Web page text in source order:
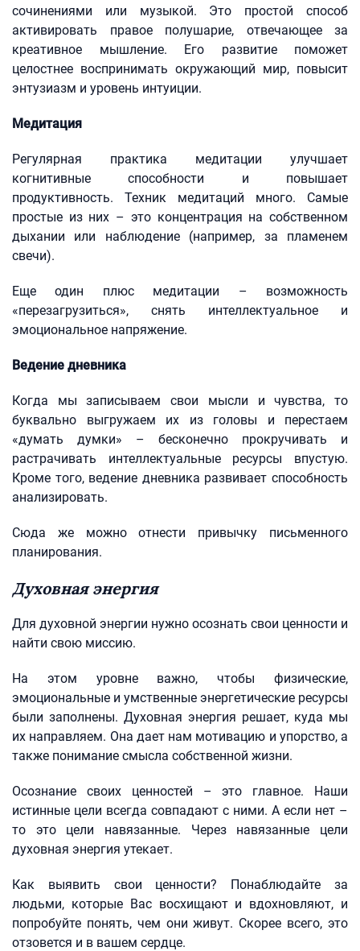
сочинениями или музыкой. Это простой способ
активировать правое полушарие, отвечающее за
креативное мышление. Его развитие поможет
целостнее воспринимать окружающий мир, повысит
энтузиазм и уровень интуиции.
Медитация
Регулярная практика медитации улучшает
когнитивные способности и повышает
продуктивность. Техник медитаций много. Самые
простые из них – это концентрация на собственном
дыхании или наблюдение (например, за пламенем
свечи).
Еще один плюс медитации – возможность
«перезагрузиться», снять интеллектуальное и
эмоциональное напряжение.
Ведение дневника
Когда мы записываем свои мысли и чувства, то
буквально выгружаем их из головы и перестаем
«думать думки» – бесконечно прокручивать и
растрачивать интеллектуальные ресурсы впустую.
Кроме того, ведение дневника развивает способность
анализировать.
Сюда же можно отнести привычку письменного
планирования.
Духовная энергия
Для духовной энергии нужно осознать свои ценности и
найти свою миссию.
На этом уровне важно, чтобы физические,
эмоциональные и умственные энергетические ресурсы
были заполнены. Духовная энергия решает, куда мы
их направляем. Она дает нам мотивацию и упорство, а
также понимание смысла собственной жизни.
Осознание своих ценностей – это главное. Наши
истинные цели всегда совпадают с ними. А если нет –
то это цели навязанные. Через навязанные цели
духовная энергия утекает.
Как выявить свои ценности? Понаблюдайте за
людьми, которые Вас восхищают и вдохновляют, и
попробуйте понять, чем они живут. Скорее всего, это
отзовется и в вашем сердце.